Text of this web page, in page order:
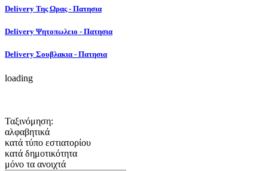
Delivery Της Ωρας - Πατησια
Delivery Ψητοπωλειο - Πατησια
Delivery Σουβλακια - Πατησια
loading
Ταξινόμηση:
αλφαβητικά
κατά τύπο εστιατορίου
κατά δημοτικότητα
μόνο τα ανοιχτά